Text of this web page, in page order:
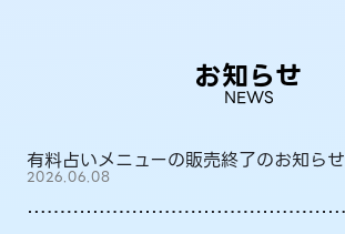
お知らせ
NEWS
有料占いメニューの販売終了のお知らせ
2026.06.08